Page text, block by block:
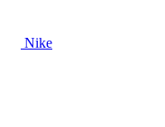
Nike